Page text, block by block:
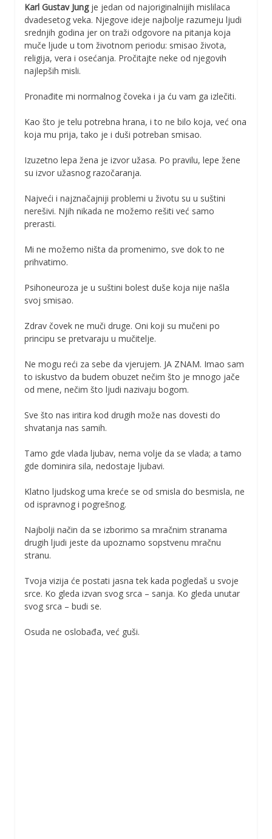
Karl Gustav Jung je jedan od najoriginalnijih mislilaca
dvadesetog veka. Njegove ideje najbolje razumeju ljudi
srednjih godina jer on traži odgovore na pitanja koja
muče ljude u tom životnom periodu: smisao života,
religija, vera i osećanja. Pročitajte neke od njegovih
najlepših misli.
Pronađite mi normalnog čoveka i ja ću vam ga izlečiti.
Kao što je telu potrebna hrana, i to ne bilo koja, već ona
koja mu prija, tako je i duši potreban smisao.
Izuzetno lepa žena je izvor užasa. Po pravilu, lepe žene
su izvor užasnog razočaranja.
Najveći i najznačajniji problemi u životu su u suštini
nerešivi. Njih nikada ne možemo rešiti već samo
prerasti.
Mi ne možemo ništa da promenimo, sve dok to ne
prihvatimo.
Psihoneuroza je u suštini bolest duše koja nije našla
svoj smisao.
Zdrav čovek ne muči druge. Oni koji su mučeni po
principu se pretvaraju u mučitelje.
Ne mogu reći za sebe da vjerujem. JA ZNAM. Imao sam
to iskustvo da budem obuzet nečim što je mnogo jače
od mene, nečim što ljudi nazivaju bogom.
Sve što nas iritira kod drugih može nas dovesti do
shvatanja nas samih.
Tamo gde vlada ljubav, nema volje da se vlada; a tamo
gde dominira sila, nedostaje ljubavi.
Klatno ljudskog uma kreće se od smisla do besmisla, ne
od ispravnog i pogrešnog.
Najbolji način da se izborimo sa mračnim stranama
drugih ljudi jeste da upoznamo sopstvenu mračnu
stranu.
Tvoja vizija će postati jasna tek kada pogledaš u svoje
srce. Ko gleda izvan svog srca – sanja. Ko gleda unutar
svog srca – budi se.
Osuda ne oslobađa, već guši.